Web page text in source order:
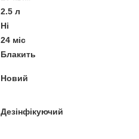
2.5 л
Ні
24 міс
Блакить
Новий
Дезінфікуючий